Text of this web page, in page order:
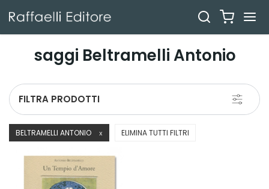
saggi Beltramelli Antonio
Toggle
FILTRA PRODOTTI
BELTRAMELLI ANTONIO X ELIMINA TUTTI FILTRI